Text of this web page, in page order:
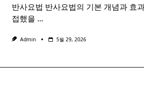
반사요법 반사요법의 기본 개념과 효
접했을 ...
Admin 5월 29, 2026